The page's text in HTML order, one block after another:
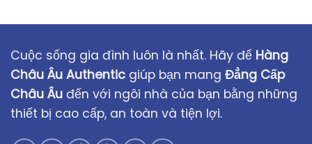
Cuộc sống gia đình luôn là nhất. Hãy để Hàng
Châu Âu Authentic giúp bạn mang Đẳng Cấp
Châu Âu đến với ngôi nhà của bạn bằng những
thiết bị cao cấp, an toàn và tiện lợi.